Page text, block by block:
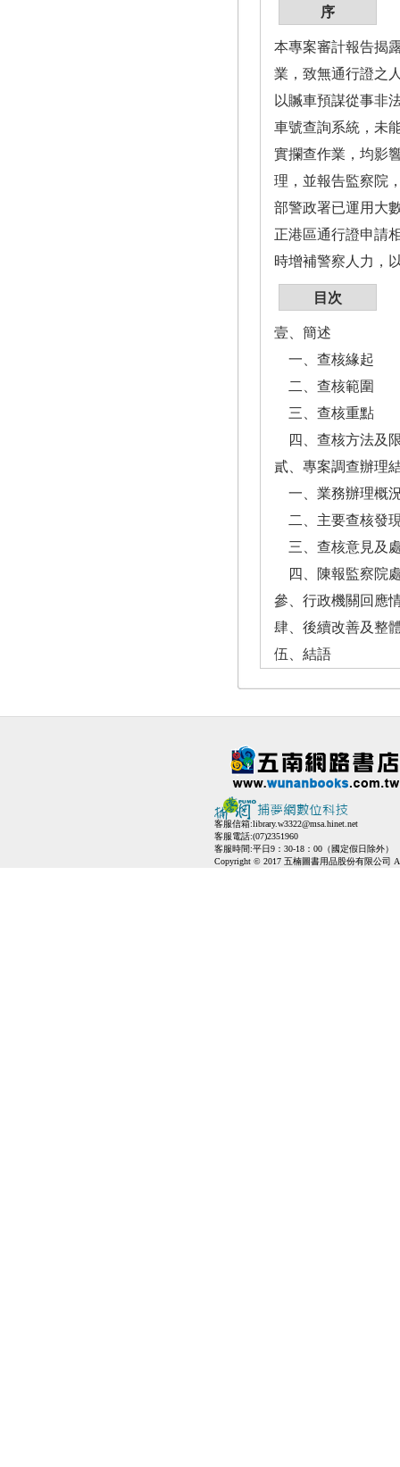
序
本專案審計報告揭
業，致無通行證之
以贓車預謀從事非
車號查詢系統，未
實攔查作業，均影
理，並報告監察院
部警政署已運用大
正港區通行證申請
時增補警察人力，
目次
壹、簡述
一、查核緣起
二、查核範圍
三、查核重點
四、查核方法及
貳、專案調查辦理
一、業務辦理概
二、主要查核發
三、查核意見及
四、陳報監察院
參、行政機關回應
肆、後續改善及整
伍、結語
客服信箱:library.w3322@msa.hinet.net
客服電話:(07)2351960
客服時間:平日9：30-18：00（國定假日除外）
Copyright © 2017 五楠圖書用品股份有限公司